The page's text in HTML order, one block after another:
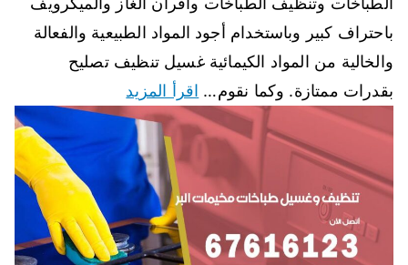
باحتراف كبير وباستخدام أجود المواد الطبيعية والفعالة
والخالية من المواد الكيمائية غسيل تنظيف تصليح
بقدرات ممتازة. وكما نقوم… اقرأ المزيد